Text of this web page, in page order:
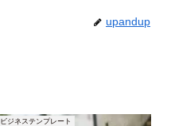
upandup
ビジネステンプレート